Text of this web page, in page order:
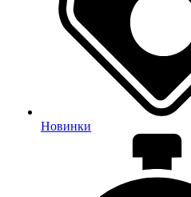
Новинки